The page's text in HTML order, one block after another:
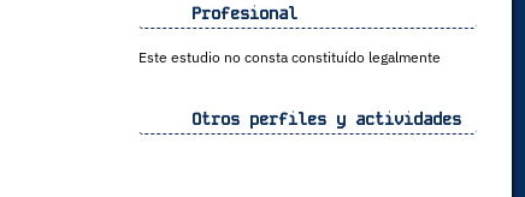
Profesional
Este estudio no consta constituído legalmente
Otros perfiles y actividades